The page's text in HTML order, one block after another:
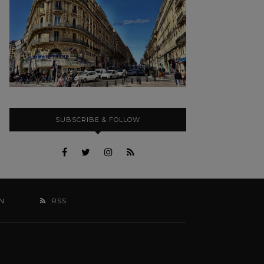
SUBSCRIBE & FOLLOW
RSS